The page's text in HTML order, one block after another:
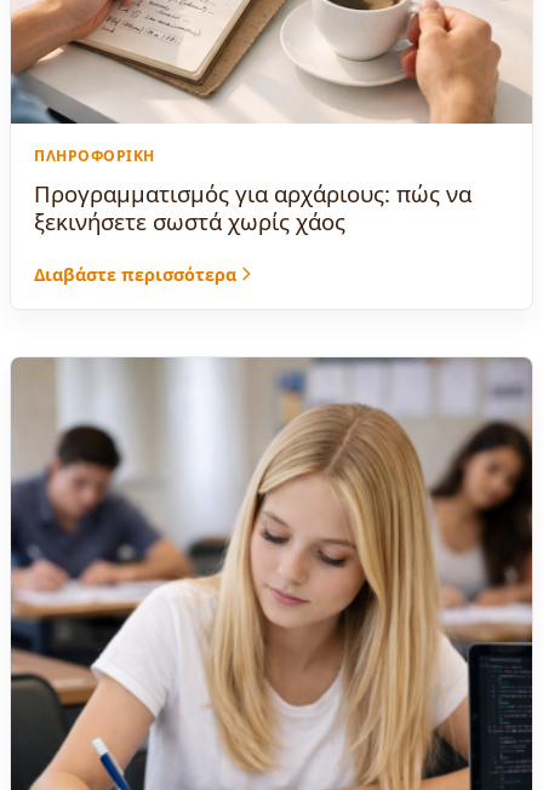
ΠΛΗΡΟΦΟΡΙΚΉ
Προγραμματισμός για αρχάριους: πώς να
ξεκινήσετε σωστά χωρίς χάος
Διαβάστε περισσότερα